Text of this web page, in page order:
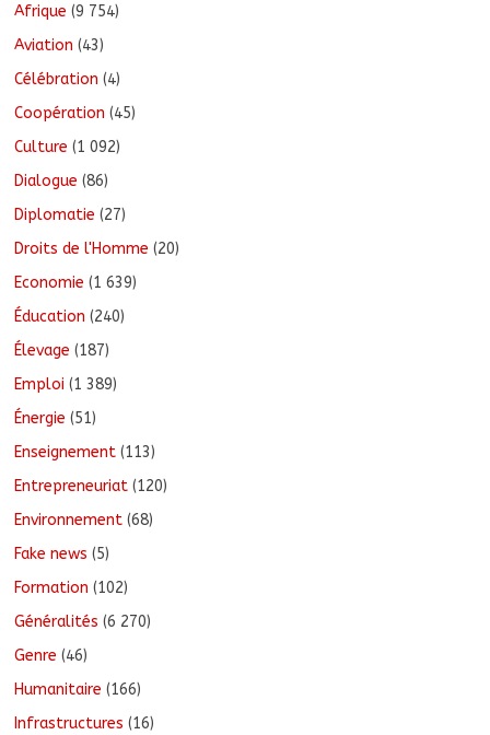
Afrique (9 754)
Aviation (43)
Célébration (4)
Coopération (45)
Culture (1 092)
Dialogue (86)
Diplomatie (27)
Droits de l'Homme (20)
Economie (1 639)
Éducation (240)
Élevage (187)
Emploi (1 389)
Énergie (51)
Enseignement (113)
Entrepreneuriat (120)
Environnement (68)
Fake news (5)
Formation (102)
Généralités (6 270)
Genre (46)
Humanitaire (166)
Infrastructures (16)